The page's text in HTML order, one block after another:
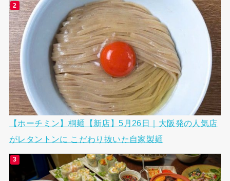
【ホーチミン】桐麺【新店】5月26日｜大阪発の人気店
がレタントンに こだわり抜いた自家製麺